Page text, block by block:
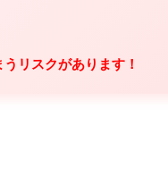
リスクがあります！